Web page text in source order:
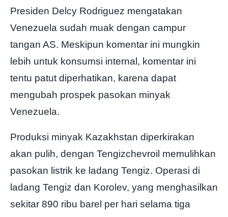
Presiden Delcy Rodriguez mengatakan
Venezuela sudah muak dengan campur
tangan AS. Meskipun komentar ini mungkin
lebih untuk konsumsi internal, komentar ini
tentu patut diperhatikan, karena dapat
mengubah prospek pasokan minyak
Venezuela.
Produksi minyak Kazakhstan diperkirakan
akan pulih, dengan Tengizchevroil memulihkan
pasokan listrik ke ladang Tengiz. Operasi di
ladang Tengiz dan Korolev, yang menghasilkan
sekitar 890 ribu barel per hari selama tiga